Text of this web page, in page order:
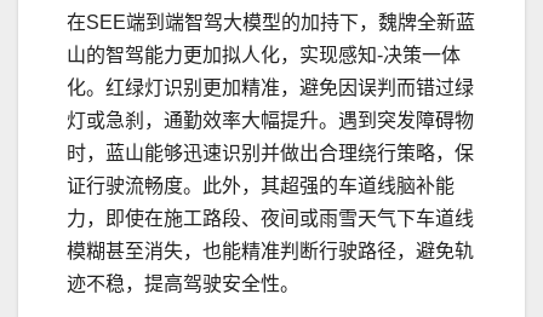
在SEE端到端智驾大模型的加持下，魏牌全新蓝
山的智驾能力更加拟人化，实现感知-决策一体
化。红绿灯识别更加精准，避免因误判而错过绿
灯或急刹，通勤效率大幅提升。遇到突发障碍物
时，蓝山能够迅速识别并做出合理绕行策略，保
证行驶流畅度。此外，其超强的车道线脑补能
力，即使在施工路段、夜间或雨雪天气下车道线
模糊甚至消失，也能精准判断行驶路径，避免轨
迹不稳，提高驾驶安全性。